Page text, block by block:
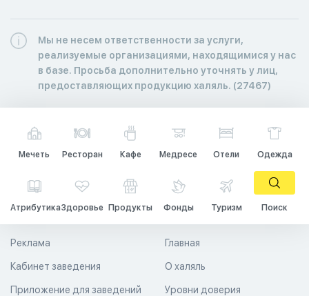
Мы не несем ответственности за услуги,
реализуемые организациями, находящимися у нас
в базе. Просьба дополнительно уточнять у лиц,
предоставляющих продукцию халяль. (27467)
Мечеть Ресторан Кафе Медресе Отели Одежда
АтрибутикаЗдоровье Продукты Фонды Туризм Поиск
Главная
О халяль
Уровни доверия
Реклама
Кабинет заведения
Приложение для заведений